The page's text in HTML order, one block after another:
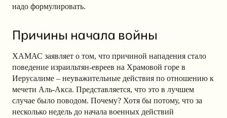
надо формулировать.
Причины начала войны
ХАМАС заявляет о том, что причиной нападения стало
поведение израильтян-евреев на Храмовой горе в
Иерусалиме – неуважительные действия по отношению к
мечети Аль-Акса. Представляется, что это в лучшем
случае было поводом. Почему? Хотя бы потому, что за
несколько недель до начала военных действий